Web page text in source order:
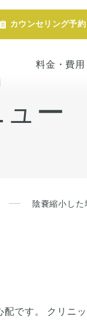
カウンセリング予約
料金・費用
ー
陰嚢縮小した
です。 クリニ